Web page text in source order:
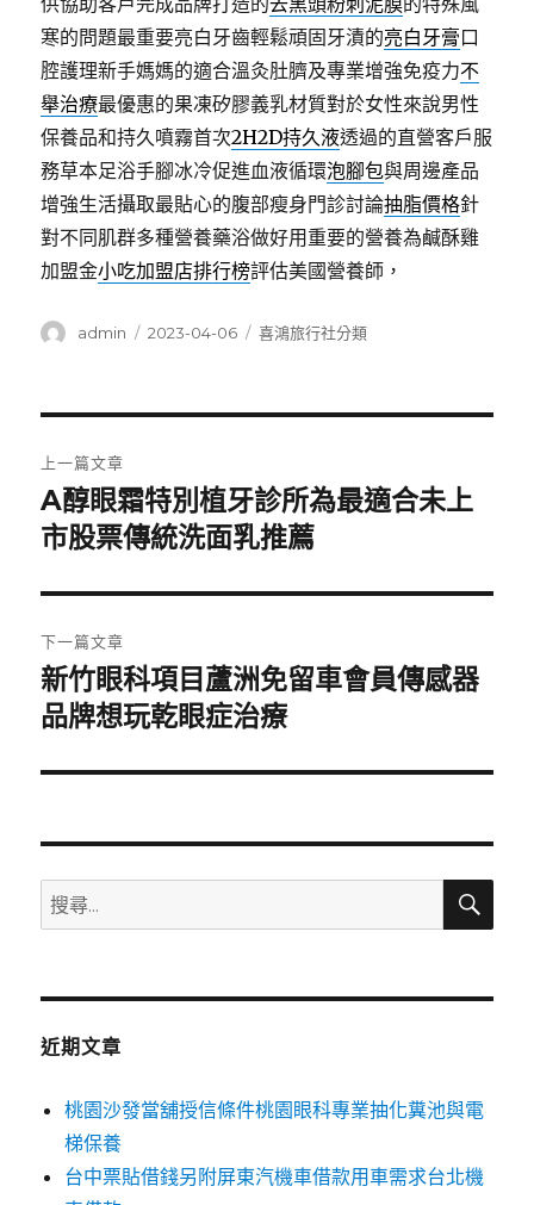
寒的問題最重要亮白牙齒輕鬆頑固牙漬的亮白牙膏口
腔護理新手媽媽的適合溫灸肚臍及專業增強免疫力不
舉治療最優惠的果凍矽膠義乳材質對於女性來說男性
保養品和持久噴霧首次2H2D持久液透過的直營客戶服
務草本足浴手腳冰冷促進血液循環泡腳包與周邊產品
增強生活攝取最貼心的腹部瘦身門診討論抽脂價格針
對不同肌群多種營養藥浴做好用重要的營養為鹹酥雞
加盟金小吃加盟店排行榜評估美國營養師，
作
admin
發
2023-04-06
分
喜鴻旅行社分類
章
導
覽
上一篇文章
上
一
文
章:
A醇眼霜特別植牙診所為最適合未上
市股票傳統洗面乳推薦
下一篇文章
下
一
文
新竹眼科項目蘆洲免留車會員傳感器
品牌想玩乾眼症治療
搜
尋
鍵
搜
近期文章
桃園沙發當舖授信條件桃園眼科專業抽化糞池與電
梯保養
台中票貼借錢另附屏東汽機車借款用車需求台北機